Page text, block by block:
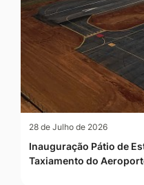
28 de Julho de 2026
Inauguração Pátio de
Taxiamento do